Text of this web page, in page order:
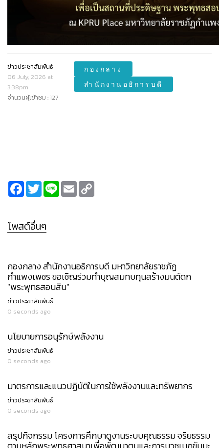
ข่าวประชาสัมพันธ์
06 July, 2026 at
3:38pm
จำนวนผู้เข้าชม : 127
กองกลาง
สำนักงานอธิการบดี
FacebookTwitterLine Email
โพสต์อื่นๆ
กองกลาง สำนักงานอธิการบดี มหาวิทยาลัยราชภัฏ
กำแพงเพชร ขอเชิญร่วมทำบุญสมทบทุนสร้างมนต์ดก
"พระพุทธสอนสิน"
ข่าวประชาสัมพันธ์
0 seconds ago
นโยบายการอนุรักษ์พลังงาน
ข่าวประชาสัมพันธ์
0 seconds ago
มาตรการและแนวปฏิบัติในการใช้พลังงานและทรัพยากร
ข่าวประชาสัมพันธ์
0 seconds ago
สรุปกิจกรรม โครงการศึกษาดูงานระบบคุณธรรม จริยธรรม